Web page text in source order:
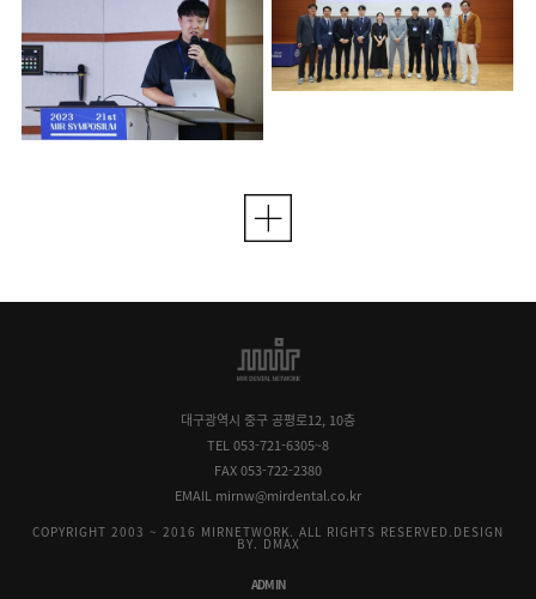
대구광역시 중구 공평로12, 10층
TEL 053-721-6305~8
FAX 053-722-2380
EMAIL mirnw@mirdental.co.kr
COPYRIGHT 2003 ~ 2016 MIRNETWORK. ALL RIGHTS RESERVED. DESIGN
BY. DMAX
ADMIN